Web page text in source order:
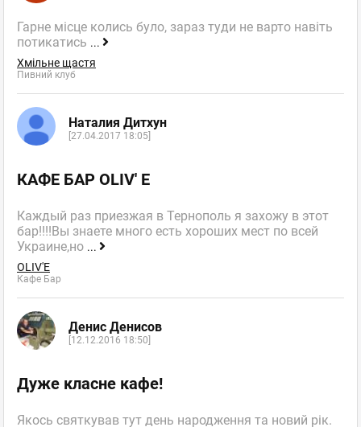
Гарне місце колись було, зараз туди не варто навіть
потикатись ...
Хмільне щастя
Пивний клуб
Наталия Дитхун
[27.04.2017 18:05]
КАФЕ БАР OLIV' E
Каждый раз приезжая в Тернополь я захожу в этот
бар!!!!Вы знаете много есть хороших мест по всей
Украине,но ...
OLIV'E
Кафе Бар
Денис Денисов
[12.12.2016 18:50]
Дуже класне кафе!
Якось святкував тут день народження та новий рік.